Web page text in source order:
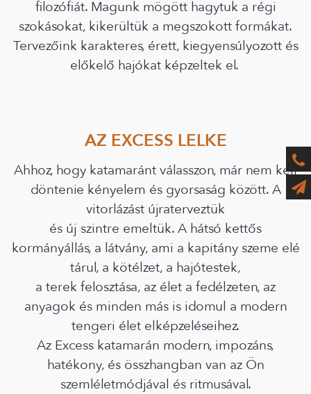
filozófiát. Magunk mögött hagytuk a régi
szokásokat, kikerültük a megszokott formákat.
Tervezőink karakteres, érett, kiegyensúlyozott és
előkelő hajókat képzeltek el.
AZ EXCESS LELKE
Ahhoz, hogy katamaránt válasszon, már nem kell
döntenie kényelem és gyorsaság között. A
vitorlázást újraterveztük
és új szintre emeltük. A hátsó kettős
kormányállás, a látvány, ami a kapitány szeme elé
tárul, a kötélzet, a hajótestek,
a terek felosztása, az élet a fedélzeten, az
anyagok és minden más is idomul a modern
tengeri élet elképzeléseihez.
Az Excess katamarán modern, impozáns,
hatékony, és összhangban van az Ön
szemléletmódjával és ritmusával.